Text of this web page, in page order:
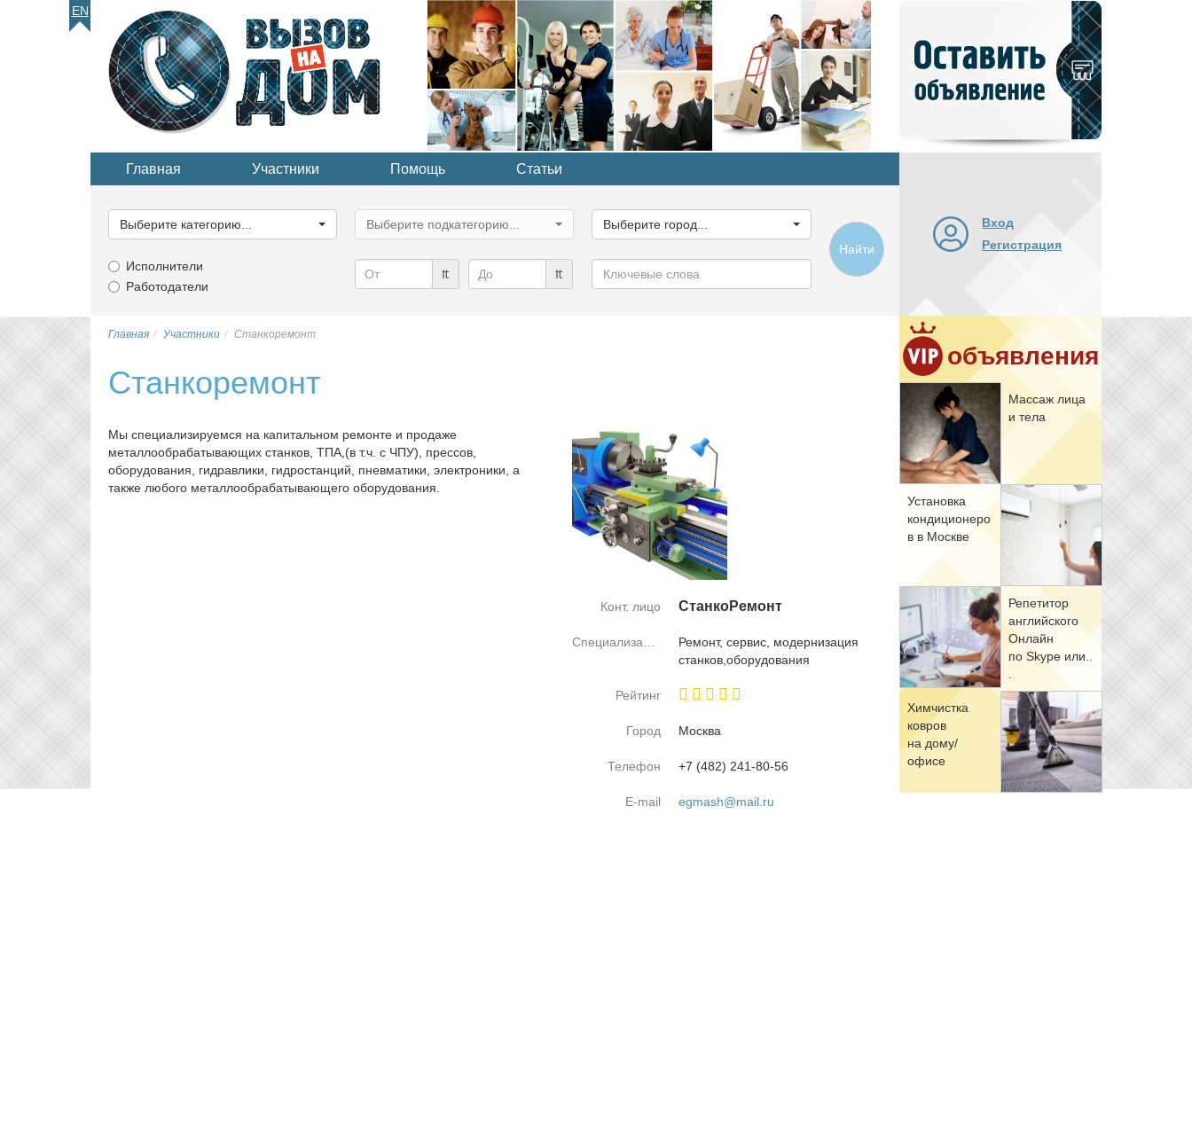
EN
объявление
Главная Участники Помощь Статьи
категорию...
Выберите категорию...
категорию...
Выберите подкатегорию...
город...
Выберите город...
Исполнители
Работодатели
₶ ₶
Ключевые
слова
Найти
Вход
Регистрация
объявления
Мас­саж ли­ца
и те­ла
Уста­нов­ка
кон­ди­ци­о­не­ро
в в Москве
Ре­пе­ти­тор
ан­глий­ско­го
Он­лайн
по Skype или..
Хим­чист­ка
ков­ров
на до­му/
офи­се
Главная Участники Станкоремонт
Станкоремонт
Мы специализируемся на капитальном ремонте и продаже
металлообрабатывающих станков, ТПА,(в т.ч. с ЧПУ), прессов,
оборудования, гидравлики, гидростанций, пневматики, электроники, а
также любого металлообрабатывающего оборудования.
Конт. лицо СтанкоРемонт
Специализация
Ре­монт, сер­вис, мо­дер­ни­за­ция
стан­ков,обо­ру­до­ва­ния
Рейтинг
Город Москва
Телефон +7 (482) 241-80-56
E-mail egmash@mail.ru